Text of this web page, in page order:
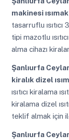
makinesi ısımak
tasarruflu ısıtıcı
tipi mazotlu
alma cihazı
Şanlıurfa
kiralık dizel
ısıtıcı kiralama
kiralama dizel
teklif almak için
Şanlıurfa